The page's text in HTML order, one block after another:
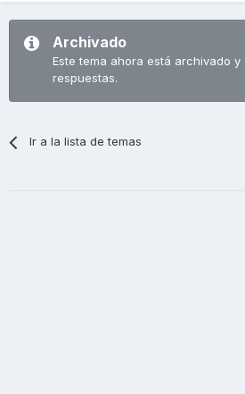
Archivado
Este tema ahora está archivado
respuestas.
Ir a la lista de temas